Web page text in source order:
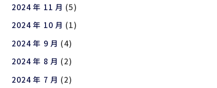
2024 年 11 月 (5)
2024 年 10 月 (1)
2024 年 9 月 (4)
2024 年 8 月 (2)
2024 年 7 月 (2)